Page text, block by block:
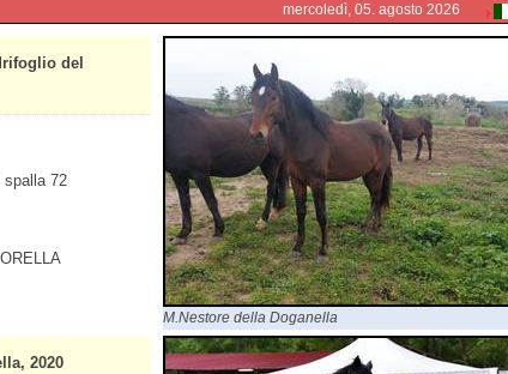
mercoledì, 05. agosto 2026
M.Nestore della Doganella
del
72
2020